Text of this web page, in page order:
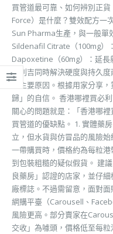
買管道最可靠、如何辨別正
Force）是什麼？雙效配方一
Sun Pharma生產，與一般單
Sildenafil Citrate（100mg）
Dapoxetine（60mg）：延長
必利吉同時解決硬度與持久
的主要原因。根據用家分享
歸」的自信。 香港哪裡買必
關心的問題就是：「香港哪
買管道的優缺點。 1. 實體藥
立，但水貨與仿冒品的風險
一帶購買時，價格約為每粒
到包裝粗糙的疑似假貨。 建
良藥房」認證的店家，並仔
廠標誌。不過需留意，面對
網購平臺（Carousell、
風險更高。部分賣家在
交收」為噱頭，價格低至每